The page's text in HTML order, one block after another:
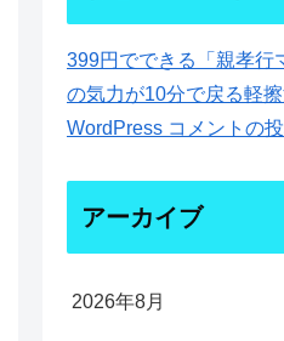
399円でできる「親孝行
の気力が10分で戻る軽
WordPress コメントの
アーカイブ
2026年8月